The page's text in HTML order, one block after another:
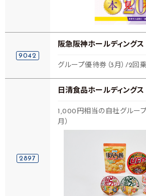
9042
阪急阪神ホールディングス
グループ優待券（3月）/2回
2897
日清食品ホールディングス
1,000円相当の自社グルー
月）